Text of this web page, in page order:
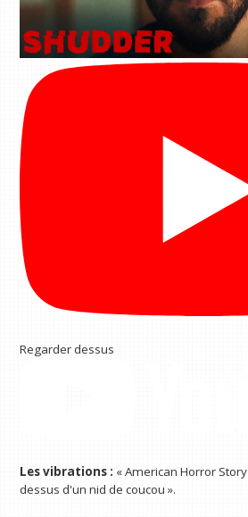
Regarder dessus
Les vibrations : « American Horror
dessus d'un nid de coucou ».